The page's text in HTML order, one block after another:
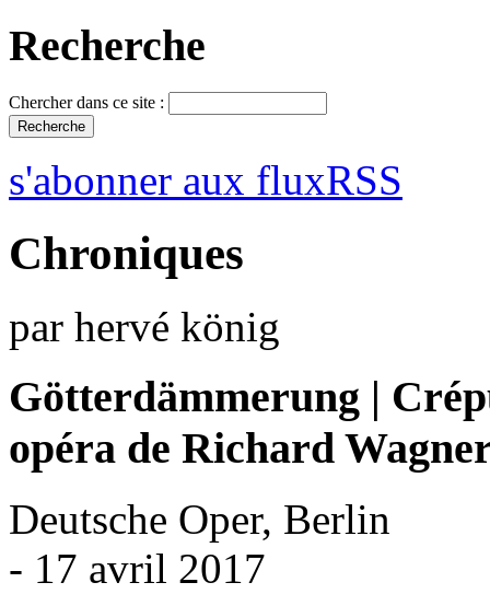
Recherche
Chercher dans ce site :
s'abonner aux fluxRSS
Chroniques
par hervé könig
Götterdämmerung |
opéra de Richard
Deutsche Oper, Berlin
- 17 avril 2017